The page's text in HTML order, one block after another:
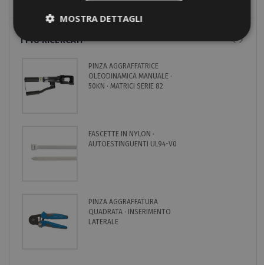
I PIÙ RICERCATI
PINZA AGGRAFFATRICE
OLEODINAMICA MANUALE ·
50KN · MATRICI SERIE 82
FASCETTE IN NYLON ·
AUTOESTINGUENTI UL94-V0
PINZA AGGRAFFATURA
QUADRATA · INSERIMENTO
LATERALE
MOSTRA DETTAGLI